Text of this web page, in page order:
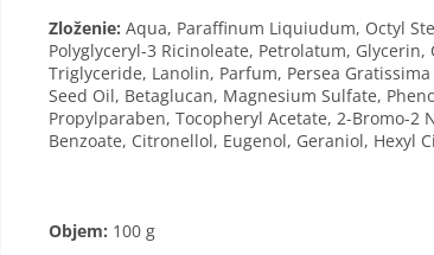
Zloženie: Aqua, Paraffinum Liquiudum, Octyl
Polyglyceryl-3 Ricinoleate, Petrolatum, Glycerin,
Triglyceride, Lanolin, Parfum, Persea
Seed Oil, Betaglucan, Magnesium Sulfate,
Propylparaben, Tocopheryl Acetate, 2-Bromo-2
Benzoate, Citronellol, Eugenol, Geraniol, Hexyl
Objem: 100 g